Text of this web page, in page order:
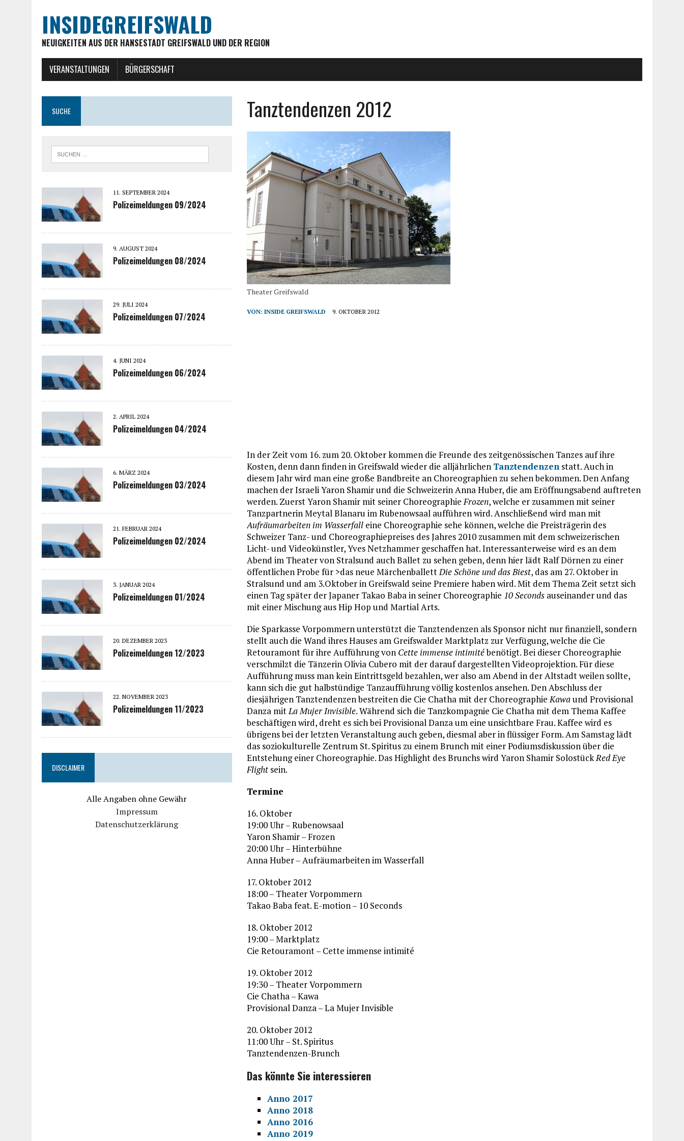
INSIDEGREIFSWALD
NEUIGKEITEN AUS DER HANSESTADT GREIFSWALD UND DER REGION
VERANSTALTUNGEN BÜRGERSCHAFT
Tanztendenzen 2012
Theater Greifswald
VON:INSIDE GREIFSWALD 9. OKTOBER 2012
In der Zeit vom 16. zum 20. Oktober kommen die Freunde des zeitgenössischen Tanzes auf ihre
Kosten, denn dann finden in Greifswald wieder die alljährlichen Tanztendenzen statt. Auch in
diesem Jahr wird man eine große Bandbreite an Choreographien zu sehen bekommen. Den Anfang
machen der Israeli Yaron Shamir und die Schweizerin Anna Huber, die am Eröffnungsabend auftreten
werden. Zuerst Yaron Shamir mit seiner ChoreographieFrozen, welche er zusammen mit seiner
Tanzpartnerin Meytal Blanaru im Rubenowsaal aufführen wird. Anschließend wird man mit
Aufräumarbeiten im Wasserfall eine Choreographie sehe können, welche die Preisträgerin des
Schweizer Tanz- und Choreographiepreises des Jahres 2010 zusammen mit dem schweizerischen
Licht- und Videokünstler, Yves Netzhammer geschaffen hat. Interessanterweise wird es an dem
Abend im Theater von Stralsund auch Ballet zu sehen geben, denn hier lädt Ralf Dörnen zu einer
öffentlichen Probe für >das neue MärchenballettDie Schöne und das Biest, das am 27. Oktober in
Stralsund und am 3.Oktober in Greifswald seine Premiere haben wird. Mit dem Thema Zeit setzt sich
einen Tag später der Japaner Takao Baba in seiner Choreographie 10 Seconds auseinander und das
mit einer Mischung aus Hip Hop und Martial Arts.
Die Sparkasse Vorpommern unterstützt die Tanztendenzen als Sponsor nicht nur finanziell, sondern
stellt auch die Wand ihres Hauses am Greifswalder Marktplatz zur Verfügung, welche die Cie
Retouramont für ihre Aufführung von Cette immense intimitébenötigt. Bei dieser Choreographie
verschmilzt die Tänzerin Olivia Cubero mit der darauf dargestellten Videoprojektion. Für diese
Aufführung muss man kein Eintrittsgeld bezahlen, wer also am Abend in der Altstadt weilen sollte,
kann sich die gut halbstündige Tanzaufführung völlig kostenlos ansehen. Den Abschluss der
diesjährigen Tanztendenzen bestreiten die Cie Chatha mit der ChoreographieKawaund Provisional
Danza mitLa Mujer Invisible. Während sich die Tanzkompagnie Cie Chatha mit dem Thema Kaffee
beschäftigen wird, dreht es sich bei Provisional Danza um eine unsichtbare Frau. Kaffee wird es
übrigens bei der letzten Veranstaltung auch geben, diesmal aber in flüssiger Form. Am Samstag lädt
das soziokulturelle Zentrum St. Spiritus zu einem Brunch mit einer Podiumsdiskussion über die
Entstehung einer Choreographie. Das Highlight des Brunchs wird Yaron Shamir SolostückRed Eye
Flight sein.
Termine
16. Oktober
19:00 Uhr – Rubenowsaal
Yaron Shamir – Frozen
20:00 Uhr – Hinterbühne
Anna Huber – Aufräumarbeiten im Wasserfall
17. Oktober 2012
18:00 – Theater Vorpommern
Takao Baba feat. E-motion – 10 Seconds
18. Oktober 2012
19:00 – Marktplatz
Cie Retouramont – Cette immense intimité
19. Oktober 2012
19:30 – Theater Vorpommern
Cie Chatha – Kawa
Provisional Danza – La Mujer Invisible
20. Oktober 2012
11:00 Uhr – St. Spiritus
Tanztendenzen-Brunch
Das könnte Sie interessieren
Anno 2017
Anno 2018
Anno 2016
Anno 2019
SUCHE
11. SEPTEMBER 2024
Polizeimeldungen 09/2024
9. AUGUST 2024
Polizeimeldungen 08/2024
29. JULI 2024
Polizeimeldungen 07/2024
4. JUNI 2024
Polizeimeldungen 06/2024
2. APRIL 2024
Polizeimeldungen 04/2024
6. MÄRZ 2024
Polizeimeldungen 03/2024
21. FEBRUAR 2024
Polizeimeldungen 02/2024
3. JANUAR 2024
Polizeimeldungen 01/2024
20. DEZEMBER 2023
Polizeimeldungen 12/2023
22. NOVEMBER 2023
Polizeimeldungen 11/2023
DISCLAIMER
Alle Angaben ohne Gewähr
Impressum
Datenschutzerklärung